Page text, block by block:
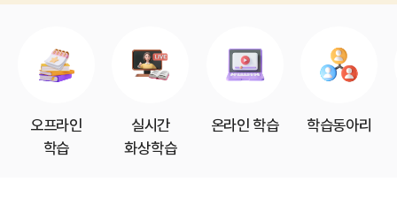
오프라인
학습
실시간
화상학습
온라인 학습 학습동아리